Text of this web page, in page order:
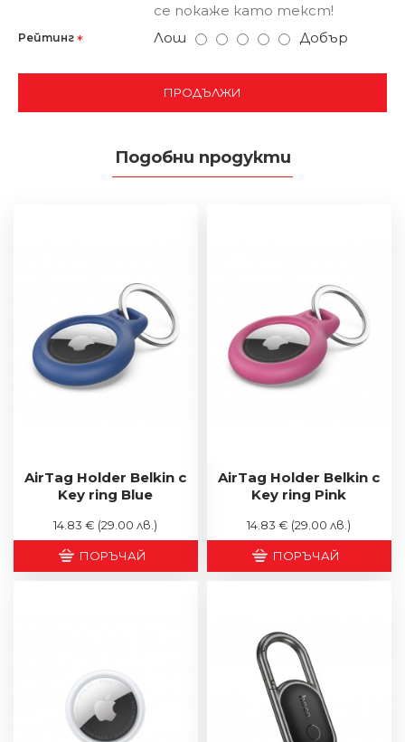
се покаже като текст!
Рейтинг Лош Добър
ПРОДЪЛЖИ
Подобни продукти
AirTag Holder Belkin с
Key ring Blue
14.83 € (29.00 лв.)
ПОРЪЧАЙ
AirTag Holder Belkin с
Key ring Pink
14.83 € (29.00 лв.)
ПОРЪЧАЙ